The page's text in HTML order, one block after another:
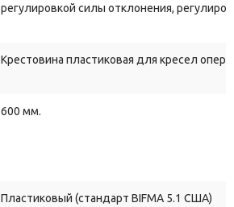
регулировкой силы отклонения,
Крестовина пластиковая для кресел
600 мм.
Пластиковый (стандарт BIFMA 5.1 США)